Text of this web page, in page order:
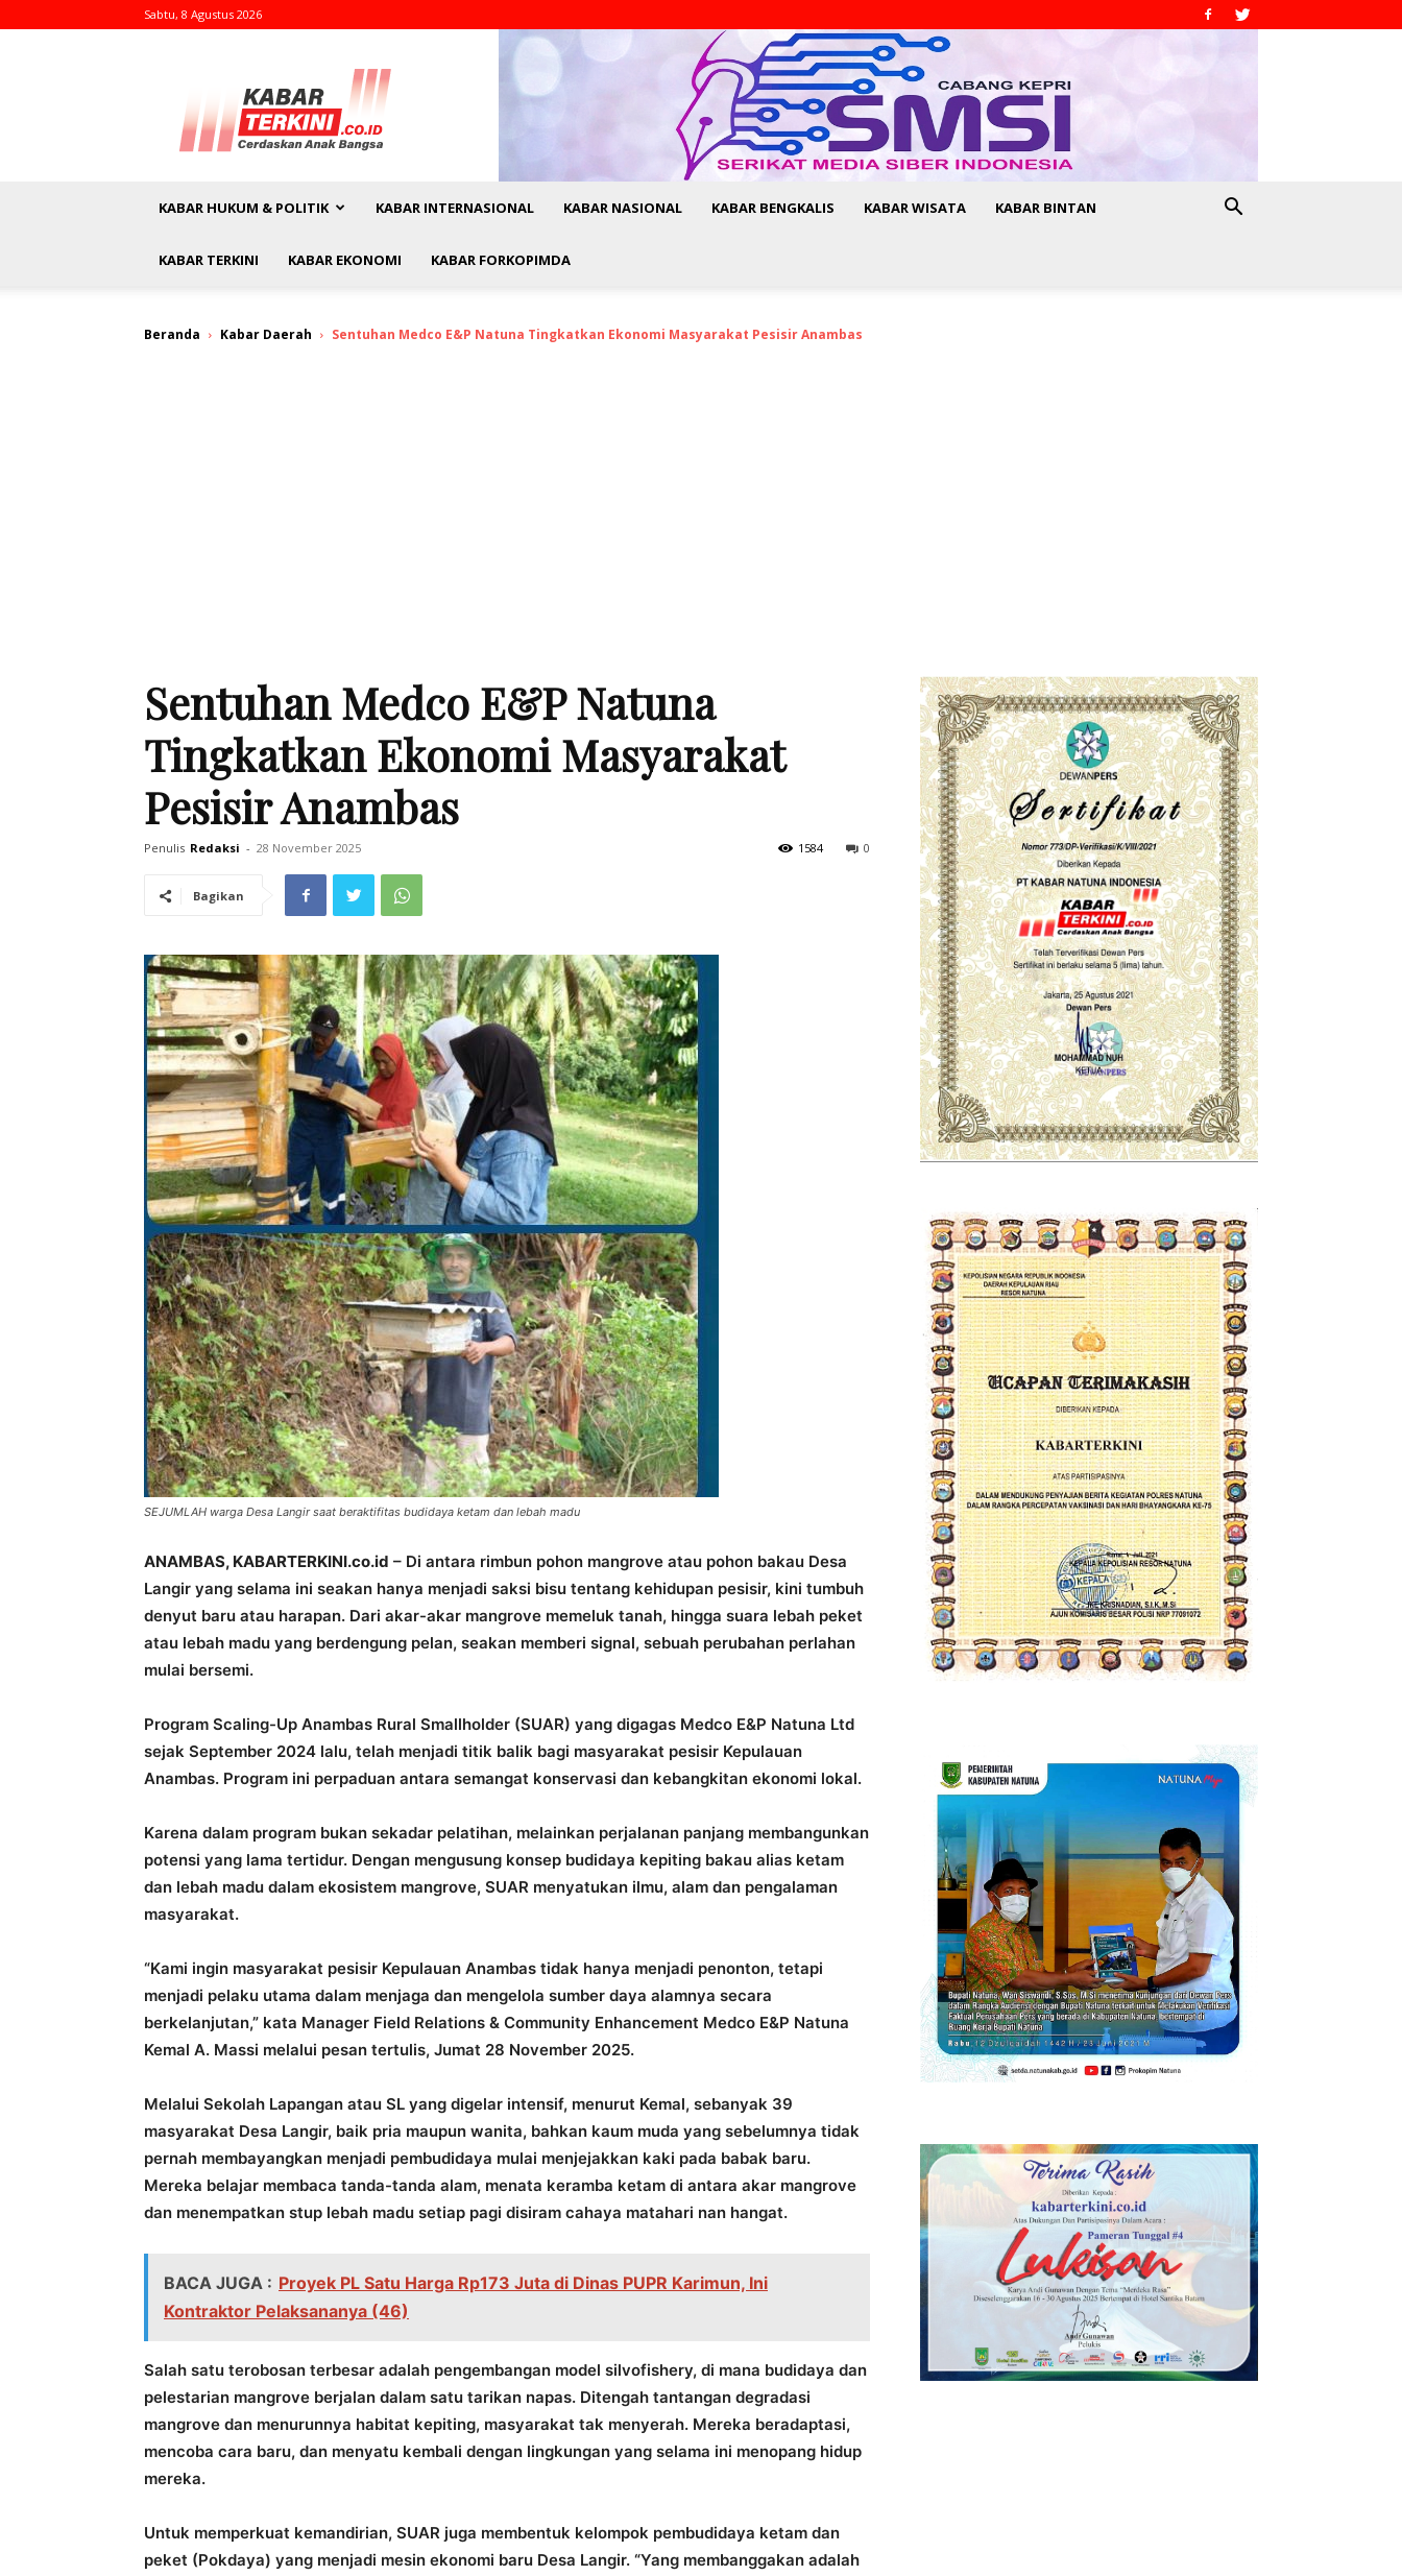
Sabtu, 8 Agustus 2026
kabarterkini.co.id
KABAR HUKUM & POLITIK KABAR INTERNASIONAL KABAR NASIONAL KABAR BENGKALIS KABAR WISATA KABAR BINTAN
KABAR TERKINI KABAR EKONOMI KABAR FORKOPIMDA
Beranda Kabar Daerah Sentuhan Medco E&P Natuna Tingkatkan Ekonomi Masyarakat Pesisir Anambas
Sentuhan Medco E&P Natuna
Tingkatkan Ekonomi Masyarakat
Pesisir Anambas
Penulis Redaksi - 28 November 2025 0
1584
Bagikan
SEJUMLAH warga Desa Langir saat beraktifitas budidaya ketam dan lebah madu
ANAMBAS, KABARTERKINI.co.id – Di antara rimbun pohon mangrove atau pohon bakau Desa
Langir yang selama ini seakan hanya menjadi saksi bisu tentang kehidupan pesisir, kini tumbuh
denyut baru atau harapan. Dari akar-akar mangrove memeluk tanah, hingga suara lebah peket
atau lebah madu yang berdengung pelan, seakan memberi signal, sebuah perubahan perlahan
mulai bersemi.
Program Scaling-Up Anambas Rural Smallholder (SUAR) yang digagas Medco E&P Natuna Ltd
sejak September 2024 lalu, telah menjadi titik balik bagi masyarakat pesisir Kepulauan
Anambas. Program ini perpaduan antara semangat konservasi dan kebangkitan ekonomi lokal.
Karena dalam program bukan sekadar pelatihan, melainkan perjalanan panjang membangunkan
potensi yang lama tertidur. Dengan mengusung konsep budidaya kepiting bakau alias ketam
dan lebah madu dalam ekosistem mangrove, SUAR menyatukan ilmu, alam dan pengalaman
masyarakat.
“Kami ingin masyarakat pesisir Kepulauan Anambas tidak hanya menjadi penonton, tetapi
menjadi pelaku utama dalam menjaga dan mengelola sumber daya alamnya secara
berkelanjutan,” kata Manager Field Relations & Community Enhancement Medco E&P Natuna
Kemal A. Massi melalui pesan tertulis, Jumat 28 November 2025.
Melalui Sekolah Lapangan atau SL yang digelar intensif, menurut Kemal, sebanyak 39
masyarakat Desa Langir, baik pria maupun wanita, bahkan kaum muda yang sebelumnya tidak
pernah membayangkan menjadi pembudidaya mulai menjejakkan kaki pada babak baru.
Mereka belajar membaca tanda-tanda alam, menata keramba ketam di antara akar mangrove
dan menempatkan stup lebah madu setiap pagi disiram cahaya matahari nan hangat.
BACA JUGA : Proyek PL Satu Harga Rp173 Juta di Dinas PUPR Karimun, Ini
Kontraktor Pelaksananya (46)
Salah satu terobosan terbesar adalah pengembangan model silvofishery, di mana budidaya dan
pelestarian mangrove berjalan dalam satu tarikan napas. Ditengah tantangan degradasi
mangrove dan menurunnya habitat kepiting, masyarakat tak menyerah. Mereka beradaptasi,
mencoba cara baru, dan menyatu kembali dengan lingkungan yang selama ini menopang hidup
mereka.
Untuk memperkuat kemandirian, SUAR juga membentuk kelompok pembudidaya ketam dan
peket (Pokdaya) yang menjadi mesin ekonomi baru Desa Langir. “Yang membanggakan adalah